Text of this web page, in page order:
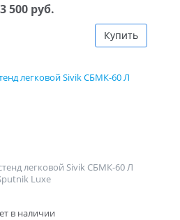
500 руб.
Купить
легковой Sivik СБМК-60 Л
Luxe
в наличии